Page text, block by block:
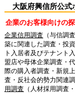
大阪府興信所公式
企業のお客様向けの
企業信用調査 （与信調
築に関連した調査・投
ト入居者及びテナント
盟店や母体企業調査・
際の購入者調査・新規
査・反社会的勢力関連
用調査 （人材採用調査